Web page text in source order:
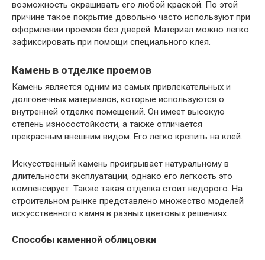
возможность окрашивать его любой краской. По этой
причине такое покрытие довольно часто используют при
оформлении проемов без дверей. Материал можно легко
зафиксировать при помощи специального клея.
Камень в отделке проемов
Камень является одним из самых привлекательных и
долговечных материалов, которые используются о
внутренней отделке помещений. Он имеет высокую
степень износостойкости, а также отличается
прекрасным внешним видом. Его легко крепить на клей.
Искусственный камень проигрывает натуральному в
длительности эксплуатации, однако его легкость это
компенсирует. Также такая отделка стоит недорого. На
строительном рынке представлено множество моделей
искусственного камня в разных цветовых решениях.
Способы каменной облицовки